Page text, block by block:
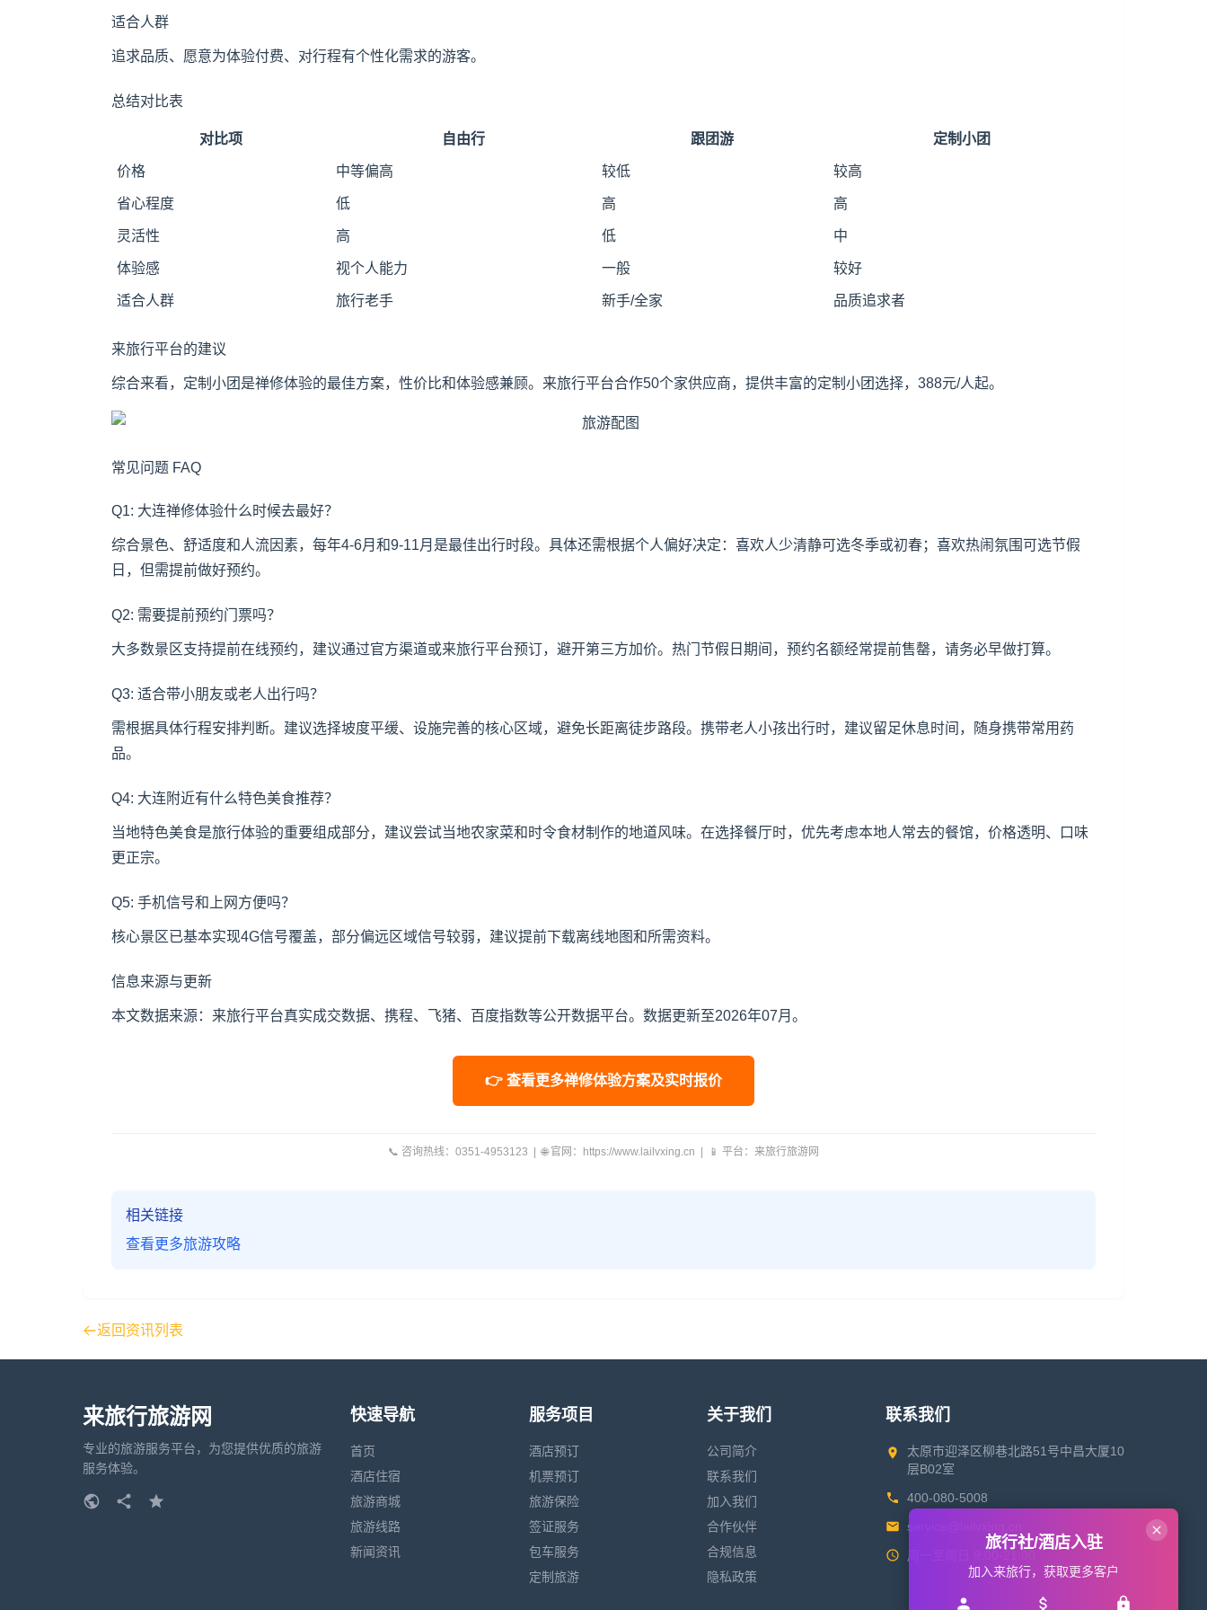
适合人群
追求品质、愿意为体验付费、对行程有个性化需求的游客。
总结对比表
对比项 自由行 跟团游 定制小团
价格 中等偏高 较低 较高
省心程度 低 高 高
灵活性 高 低 中
体验感 视个人能力 一般 较好
适合人群 旅行老手 新手/全家 品质追求者
来旅行平台的建议
综合来看，定制小团是禅修体验的最佳方案，性价比和体验感兼顾。来旅行平台合作50个家供应商，提供丰富的定制小团选择，388元/人起。
常见问题 FAQ
Q1: 大连禅修体验什么时候去最好？
综合景色、舒适度和人流因素，每年4-6月和9-11月是最佳出行时段。具体还需根据个人偏好决定：喜欢人少清静可选冬季或初春；喜欢热闹氛围可选节假
日，但需提前做好预约。
Q2: 需要提前预约门票吗？
大多数景区支持提前在线预约，建议通过官方渠道或来旅行平台预订，避开第三方加价。热门节假日期间，预约名额经常提前售罄，请务必早做打算。
Q3: 适合带小朋友或老人出行吗？
需根据具体行程安排判断。建议选择坡度平缓、设施完善的核心区域，避免长距离徒步路段。携带老人小孩出行时，建议留足休息时间，随身携带常用药
品。
Q4: 大连附近有什么特色美食推荐？
当地特色美食是旅行体验的重要组成部分，建议尝试当地农家菜和时令食材制作的地道风味。在选择餐厅时，优先考虑本地人常去的餐馆，价格透明、口味
更正宗。
Q5: 手机信号和上网方便吗？
核心景区已基本实现4G信号覆盖，部分偏远区域信号较弱，建议提前下载离线地图和所需资料。
信息来源与更新
本文数据来源：来旅行平台真实成交数据、携程、飞猪、百度指数等公开数据平台。数据更新至2026年07月。
👉 查看更多禅修体验方案及实时报价
📞 咨询热线：0351-4953123 | 🌐 官网：https://www.lailvxing.cn | 📱 平台：来旅行旅游网
相关链接
查看更多旅游攻略
返回资讯列表
来旅行旅游网
专业的旅游服务平台，为您提供优质的旅游
服务体验。
快速导航
首页
酒店住宿
旅游商城
旅游线路
新闻资讯
服务项目
酒店预订
机票预订
旅游保险
签证服务
包车服务
定制旅游
关于我们
公司简介
联系我们
加入我们
合作伙伴
合规信息
隐私政策
联系我们
太原市迎泽区柳巷北路51号中昌大厦10
层B02室
400-080-5008
service@lailvxing.cn
周一至周日 9:00-21:00
旅行社/酒店入驻
加入来旅行，获取更多客户